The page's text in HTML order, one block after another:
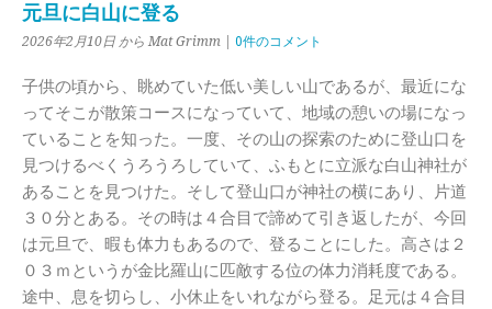
元旦に白山に登る
2026年2月10日 から Mat Grimm | 0件のコメント
子供の頃から、眺めていた低い美しい山であるが、最近にな
ってそこが散策コースになっていて、地域の憩いの場になっ
ていることを知った。一度、その山の探索のために登山口を
見つけるべくうろうろしていて、ふもとに立派な白山神社が
あることを見つけた。そして登山口が神社の横にあり、片道
３０分とある。その時は４合目で諦めて引き返したが、今回
は元旦で、暇も体力もあるので、登ることにした。高さは２
０３ｍというが金比羅山に匹敵する位の体力消耗度である。
途中、息を切らし、小休止をいれながら登る。足元は４合目